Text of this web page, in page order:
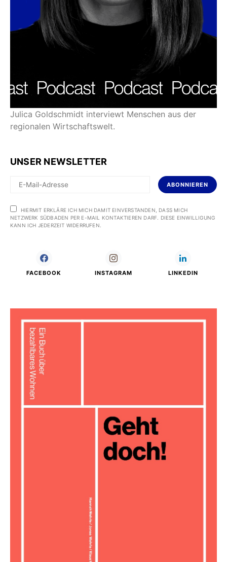
Julica Goldschmidt interviewt Menschen aus der
regionalen Wirtschaftswelt.
UNSER NEWSLETTER
ABONNIEREN
HIERMIT ERKLÄRE ICH MICH DAMIT EINVERSTANDEN, DASS MICH
NETZWERK SÜDBADEN PER E-MAIL KONTAKTIEREN DARF. DIESE EINWILLIGUNG
KANN ICH JEDERZEIT WIDERRUFEN.
FACEBOOK INSTAGRAM LINKEDIN